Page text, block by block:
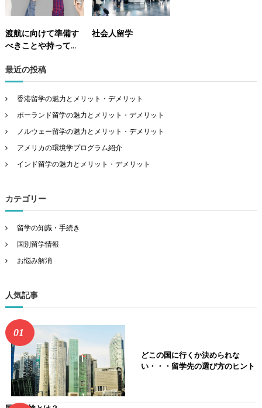
渡航に向けて準備す
べきことや持ってい
社会人留学
最近の投稿
香港留学の魅力とメリット・デメリット
ポーランド留学の魅力とメリット・デメリット
ノルウェー留学の魅力とメリット・デメリット
アメリカの環境学プログラム紹介
インド留学の魅力とメリット・デメリット
カテゴリー
留学の知識・手続き
国別留学情報
お悩み解消
人気記事
どこの国に行くか決められな
い・・・留学先の選び方のヒント